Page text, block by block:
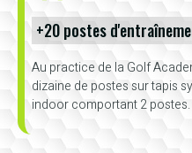
+20 postes
Au practice de la Golf
dizaine de postes sur tapis
indoor comportant 2 postes.